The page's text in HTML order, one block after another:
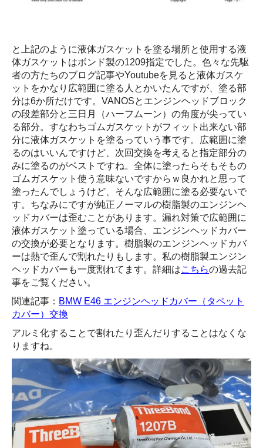
と上記のように液体ガスケットを塗る場所と使用する液
体ガスケットはボンド製の1209指定でした。色々な先駆
者の方たちのブログ記事やYoutubeを見ると液体ガスケ
ットをかなり広範囲に塗る人とかいたんですが、塗る部
分は6か所だけです。VANOSとエンジンヘッドブロック
の段差部分と三日月（ハーフムーン）の角度が尖ってい
る部分。すなわちゴムガスケットがフィット出来ない部
分に液体ガスケットを塗るっていう事です。広範囲に塗
るのはいいんですけど、次回交換を考えると指定部分の
みに塗るのがベストですね。全体に塗ったらそもそもの
ゴムガスケット使う意味ないですからｗ良かれと思って
塗ったんでしょうけど、そんな広範囲に塗る必要ないで
す。ちなみにですが純正ノーマルの樹脂製のエンジンヘ
ッドカバーは歪むことがあります。漏れ対策で広範囲に
液体ガスケット塗っている場合、エンジンヘッドカバー
の交換が必要となります。樹脂製のエンジンヘッドカバ
ーは熱で歪んで割れたりもします。私の樹脂製エンジン
ヘッドカバーも一度割れてます。詳細はこちらの過去記
事をご覧ください。
関連記事： BMW E46 エンジンヘッドカバー（タペット
カバー）交換
アルミ化することで割れたり歪んだりすることはなくな
りますね。